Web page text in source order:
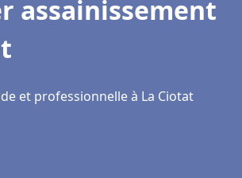
assainissement
et professionnelle à La Ciotat